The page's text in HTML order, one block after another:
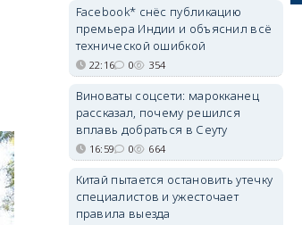
Facebook* снёс публикацию
премьера Индии и объяснил всё
технической ошибкой
22:16 0 354
Виноваты соцсети: марокканец
рассказал, почему решился
вплавь добраться в Сеуту
16:59 0 664
Китай пытается остановить утечку
специалистов и ужесточает
правила выезда